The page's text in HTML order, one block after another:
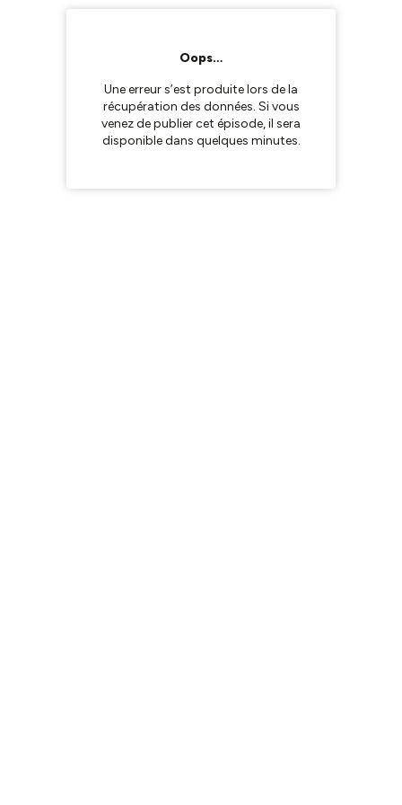
Oops…
Une erreur s’est produite lors de la
récupération des données. Si vous
venez de publier cet épisode, il sera
disponible dans quelques minutes.